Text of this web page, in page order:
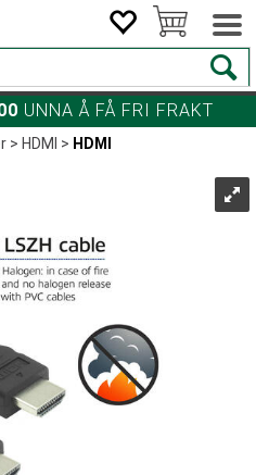
UNNA Å FÅ FRI FRAKT
>HDMI > HDMI